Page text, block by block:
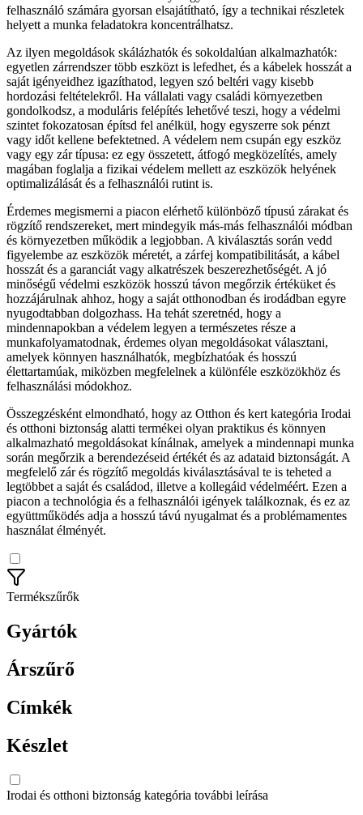
felhasználó számára gyorsan elsajátítható, így a technikai részletek
helyett a munka feladatokra koncentrálhatsz.
Az ilyen megoldások skálázhatók és sokoldalúan alkalmazhatók:
egyetlen zárrendszer több eszközt is lefedhet, és a kábelek hosszát a
saját igényeidhez igazíthatod, legyen szó beltéri vagy kisebb
hordozási feltételekről. Ha vállalati vagy családi környezetben
gondolkodsz, a moduláris felépítés lehetővé teszi, hogy a védelmi
szintet fokozatosan építsd fel anélkül, hogy egyszerre sok pénzt
vagy időt kellene befektetned. A védelem nem csupán egy eszköz
vagy egy zár típusa: ez egy összetett, átfogó megközelítés, amely
magában foglalja a fizikai védelem mellett az eszközök helyének
optimalizálását és a felhasználói rutint is.
Érdemes megismerni a piacon elérhető különböző típusú zárakat és
rögzítő rendszereket, mert mindegyik más-más felhasználói módban
és környezetben működik a legjobban. A kiválasztás során vedd
figyelembe az eszközök méretét, a zárfej kompatibilitását, a kábel
hosszát és a garanciát vagy alkatrészek beszerezhetőségét. A jó
minőségű védelmi eszközök hosszú távon megőrzik értéküket és
hozzájárulnak ahhoz, hogy a saját otthonodban és irodádban egyre
nyugodtabban dolgozhass. Ha tehát szeretnéd, hogy a
mindennapokban a védelem legyen a természetes része a
munkafolyamatodnak, érdemes olyan megoldásokat választani,
amelyek könnyen használhatók, megbízhatóak és hosszú
élettartamúak, miközben megfelelnek a különféle eszközökhöz és
felhasználási módokhoz.
Összegzésként elmondható, hogy az Otthon és kert kategória Irodai
és otthoni biztonság alatti termékei olyan praktikus és könnyen
alkalmazható megoldásokat kínálnak, amelyek a mindennapi munka
során megőrzik a berendezéseid értékét és az adataid biztonságát. A
megfelelő zár és rögzítő megoldás kiválasztásával te is teheted a
legtöbbet a saját és családod, illetve a kollegáid védelméért. Ezen a
piacon a technológia és a felhasználói igények találkoznak, és ez az
együttműködés adja a hosszú távú nyugalmat és a problémamentes
használat élményét.
Termékszűrők
Gyártók
Árszűrő
Címkék
Készlet
Irodai és otthoni biztonság kategória további leírása